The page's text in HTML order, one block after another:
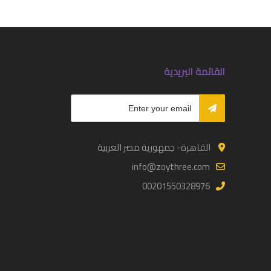
القائمة البريدية
القاهرة- جمهورية مصر العربية
info@zoythree.com
00201550328976